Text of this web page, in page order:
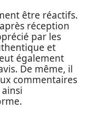
être réactifs.
réception
par les
et
également
De même, il
commentaires